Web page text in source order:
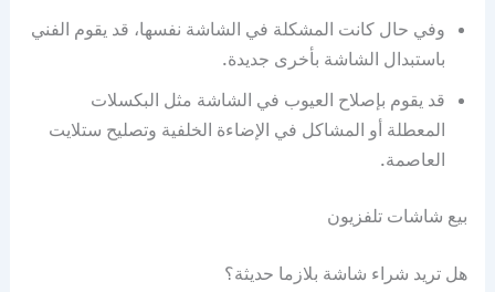
وفي حال كانت المشكلة في الشاشة نفسها، قد يقوم الفني
باستبدال الشاشة بأخرى جديدة.
قد يقوم بإصلاح العيوب في الشاشة مثل البكسلات
المعطلة أو المشاكل في الإضاءة الخلفية وتصليح ستلايت
العاصمة.
بيع شاشات تلفزيون
هل تريد شراء شاشة بلازما حديثة؟